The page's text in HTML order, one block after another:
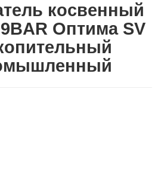
косвенный
Оптима SV